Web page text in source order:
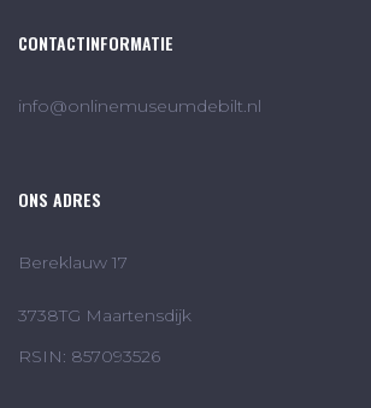
CONTACTINFORMATIE
info@onlinemuseumdebilt.nl
ONS ADRES
Bereklauw 17
3738TG Maartensdijk
RSIN: 857093526